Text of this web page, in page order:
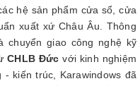
hệ sản phẩm cửa sổ, cửa
xuất xứ Châu Âu. Thông
chuyển giao công nghệ kỹ
CHLB Đức với kinh nghiệm
kiến trúc, Karawindows đã